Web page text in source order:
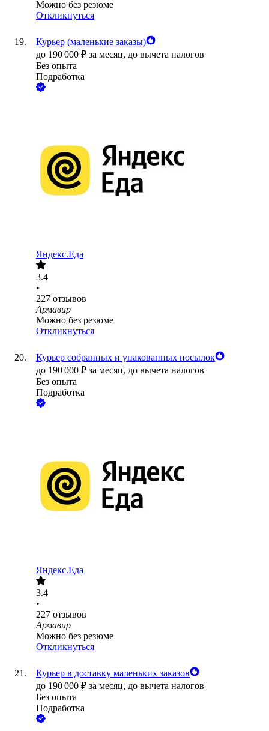
Можно без резюме
Откликнуться
Курьер (маленькие заказы)
до 190 000 ₽ за месяц, до вычета налогов
Без опыта
Подработка
Яндекс.Еда
3.4
•
227 отзывов
Армавир
Можно без резюме
Откликнуться
Курьер собранных и упакованных посылок
до 190 000 ₽ за месяц, до вычета налогов
Без опыта
Подработка
Яндекс.Еда
3.4
•
227 отзывов
Армавир
Можно без резюме
Откликнуться
Курьер в доставку маленьких заказов
до 190 000 ₽ за месяц, до вычета налогов
Без опыта
Подработка